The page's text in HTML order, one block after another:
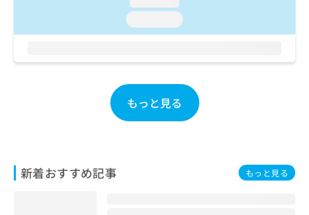
もっと見る
新着おすすめ記事 もっと見る
い
わ